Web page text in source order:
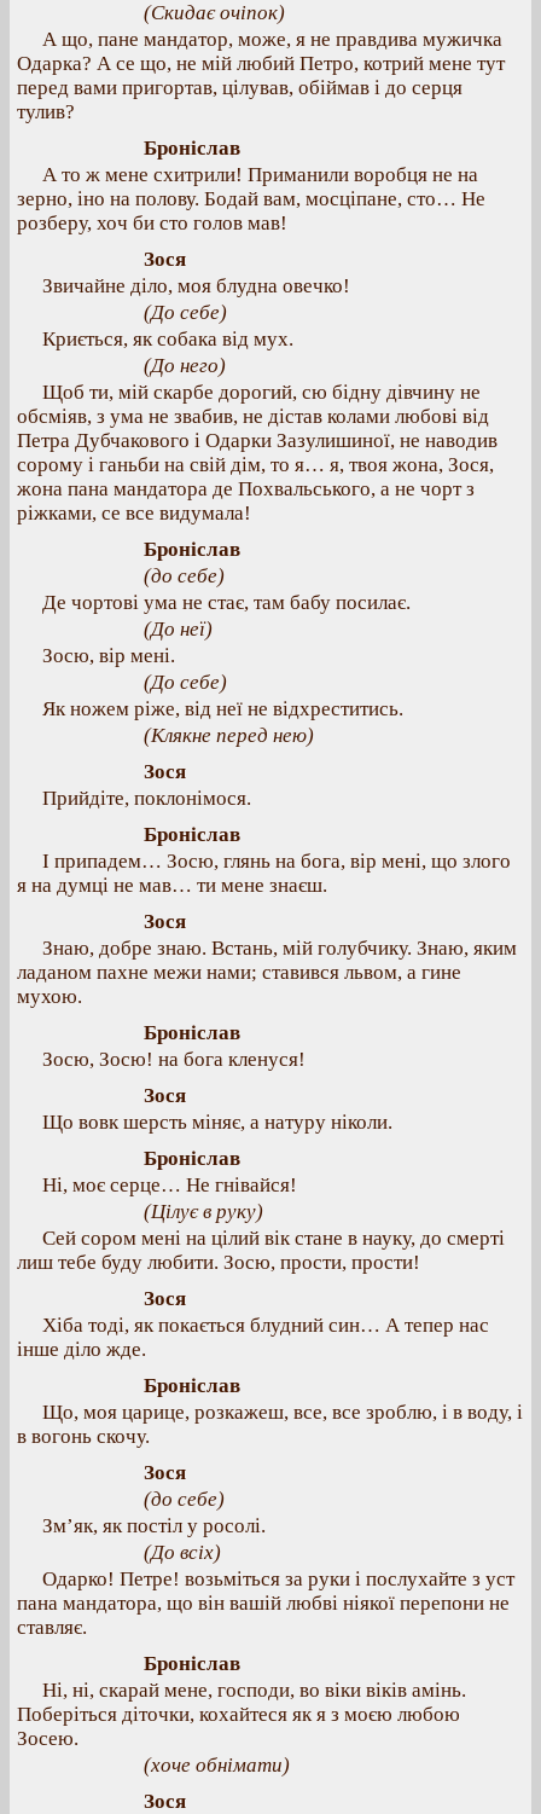
(Скидає очіпок)
А що, пане мандатор, може, я не правдива мужичка
Одарка? А се що, не мій любий Петро, котрий мене тут
перед вами пригортав, цілував, обіймав і до серця
тулив?
Броніслав
А то ж мене схитрили! Приманили воробця не на
зерно, іно на полову. Бодай вам, мосціпане, сто… Не
розберу, хоч би сто голов мав!
Зося
Звичайне діло, моя блудна овечко!
(До себе)
Криється, як собака від мух.
(До него)
Щоб ти, мій скарбе дорогий, сю бідну дівчину не
обсміяв, з ума не звабив, не дістав колами любові від
Петра Дубчакового і Одарки Зазулишиної, не наводив
сорому і ганьби на свій дім, то я… я, твоя жона, Зося,
жона пана мандатора де Похвальського, а не чорт з
ріжками, се все видумала!
Броніслав
(до себе)
Де чортові ума не стає, там бабу посилає.
(До неї)
Зосю, вір мені.
(До себе)
Як ножем ріже, від неї не відхреститись.
(Клякне перед нею)
Зося
Прийдіте, поклонімося.
Броніслав
І припадем… Зосю, глянь на бога, вір мені, що злого
я на думці не мав… ти мене знаєш.
Зося
Знаю, добре знаю. Встань, мій голубчику. Знаю, яким
ладаном пахне межи нами; ставився львом, а гине
мухою.
Броніслав
Зосю, Зосю! на бога кленуся!
Зося
Що вовк шерсть міняє, а натуру ніколи.
Броніслав
Ні, моє серце… Не гнівайся!
(Цілує в руку)
Сей сором мені на цілий вік стане в науку, до смерті
лиш тебе буду любити. Зосю, прости, прости!
Зося
Хіба тоді, як покається блудний син… А тепер нас
інше діло жде.
Броніслав
Що, моя царице, розкажеш, все, все зроблю, і в воду, і
в вогонь скочу.
Зося
(до себе)
Зм’як, як постіл у росолі.
(До всіх)
Одарко! Петре! возьміться за руки і послухайте з уст
пана мандатора, що він вашій любві ніякої перепони не
ставляє.
Броніслав
Ні, ні, скарай мене, господи, во віки віків амінь.
Поберіться діточки, кохайтеся як я з моєю любою
Зосею.
(хоче обнімати)
Зося